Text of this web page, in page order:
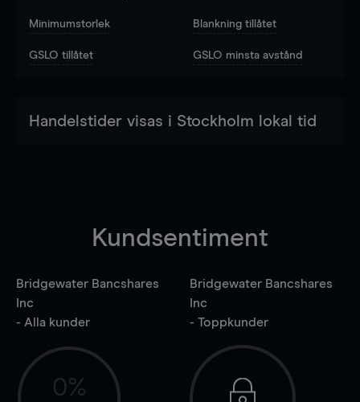
Minimumstorlek Blankning tillåtet
GSLO tillåtet GSLO minsta avstånd
Handelstider visas i Stockholm lokal tid
Kundsentiment
Bridgewater Bancshares
Inc
- Alla kunder
0%
Bridgewater Bancshares
Inc
- Toppkunder